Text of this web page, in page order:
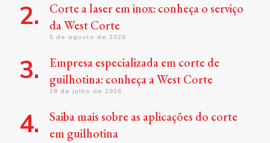
Corte a laser em inox: conheça o serviço
da West Corte
5 de agosto de 2026
Empresa especializada em corte de
guilhotina: conheça a West Corte
28 de julho de 2026
Saiba mais sobre as aplicações do corte
em guilhotina